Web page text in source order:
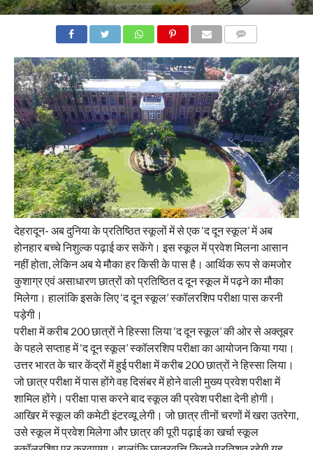
देहरादून- अब दुनिया के प्रतिष्ठित स्कूलों में से एक ‘द दून स्कूल’ में अब
होनहार बच्चे निशुल्क पढ़ाई कर सकेंगे। इस स्कूल में प्रवेश मिलना आसान
नहीं होता, लेकिन अब ये मौका हर किसी के पास है। आर्थिक रूप से कमजोर
कुशाग्र एवं असाधारण छात्रों को प्रतिष्ठित द दून स्कूल में पढ़ने का मौका
मिलेगा। हालांकि इसके लिए ‘द दून स्कूल’ स्कॉलरशिप परीक्षा पास करनी
पड़ेगी।
परीक्षा में करीब 200 छात्रों ने हिस्सा लिया ‘द दून स्कूल’ की ओर से अक्तूबर
के पहले सप्ताह में ‘द दून स्कूल’ स्कॉलरशिप परीक्षा का आयोजन किया गया।
उत्तर भारत के चार केंद्रों में हुई परीक्षा में करीब 200 छात्रों ने हिस्सा लिया।
जो छात्र परीक्षा में पास होंगे वह दिसंबर में होने वाली मुख्य प्रवेश परीक्षा में
शामिल होंगे। परीक्षा पास करने बाद स्कूल की प्रवेश परीक्षा देनी होगी।
आखिर में स्कूल की कमेटी इंटरव्यू लेगी। जो छात्र तीनों चरणों में खरा उतरेगा,
उसे स्कूल में प्रवेश मिलेगा और छात्र की पूरी पढ़ाई का खर्चा स्कूल